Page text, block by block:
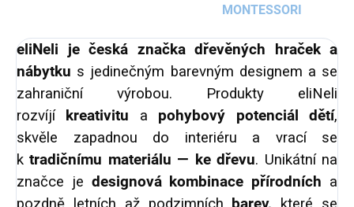
MONTESSORI
eliNeli je česká značka dřevěných hraček a
nábytku s jedinečným barevným designem a se
zahraniční výrobou. Produkty eliNeli
rozvíjí kreativitu a pohybový potenciál dětí,
skvěle zapadnou do interiéru a vrací se
ktradičnímu materiálu — ke dřevu. Unikátní na
značce je designová kombinace přírodních a